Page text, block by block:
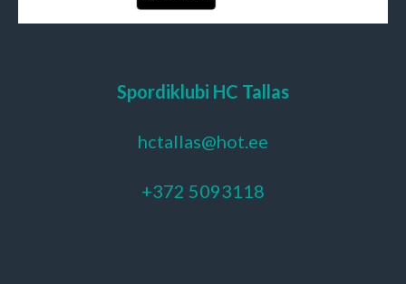
Spordiklubi HC Tallas
hctallas@hot.ee
+372 5093118